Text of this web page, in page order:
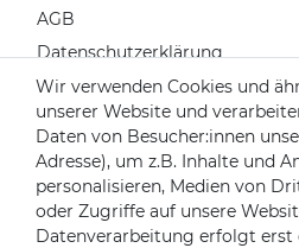
AGB
Datenschutzerklärung
Widerrufsrecht
Impressum
Kontakt
Über uns
Mein Konto
Wir verwenden Cookies und
unserer Website und
Daten von Besucher:innen
Adresse), um z.B. Inhalte und
personalisieren, Medien von
oder Zugriffe auf unsere
Datenverarbeitung erfolgt erst